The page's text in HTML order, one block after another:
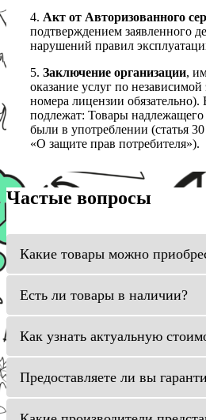
4. Акт от Авторизованного
подтверждением заявленного
нарушений правил
5. Заключение организации,
оказание услуг по независимой
номера лицензии обязательно).
подлежат: Товары надлежащего
были в употреблении (статья
«О защите прав потребителя»).
Частые вопросы
Какие товары можно
Есть ли товары в наличии?
Как узнать актуальную
Предоставляете ли вы